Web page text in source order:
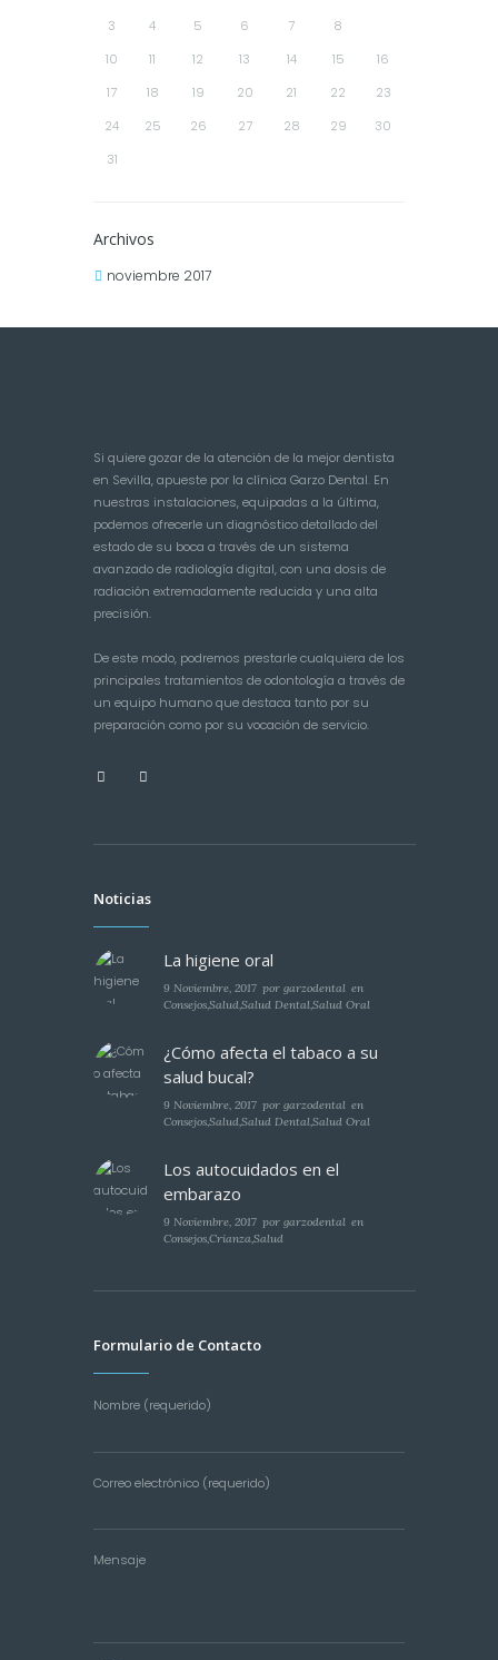
3
4 5 6 7 8
10
11 12 13 14 15
16
17
18 19 20 21 22
23
24
25 26 27 28 29
30
31
Archivos
noviembre 2017
Si quiere gozar de la atención de la mejor dentista
en Sevilla, apueste por la clínica Garzo Dental. En
nuestras instalaciones, equipadas a la última,
podemos ofrecerle un diagnóstico detallado del
estado de su boca a través de un sistema
avanzado de radiología digital, con una dosis de
radiación extremadamente reducida y una alta
precisión.
De este modo, podremos prestarle cualquiera de los
principales tratamientos de odontología a través de
un equipo humano que destaca tanto por su
preparación como por su vocación de servicio.
Noticias
La higiene oral
9 Noviembre, 2017 porgarzodental en
Consejos,Salud,Salud Dental,Salud Oral
¿Cómo afecta el tabaco a su
salud bucal?
9 Noviembre, 2017 porgarzodental en
Consejos,Salud,Salud Dental,Salud Oral
Los autocuidados en el
embarazo
9 Noviembre, 2017 porgarzodental en
Consejos,Crianza,Salud
Formulario de Contacto
Nombre (requerido)
Correo electrónico (requerido)
Mensaje